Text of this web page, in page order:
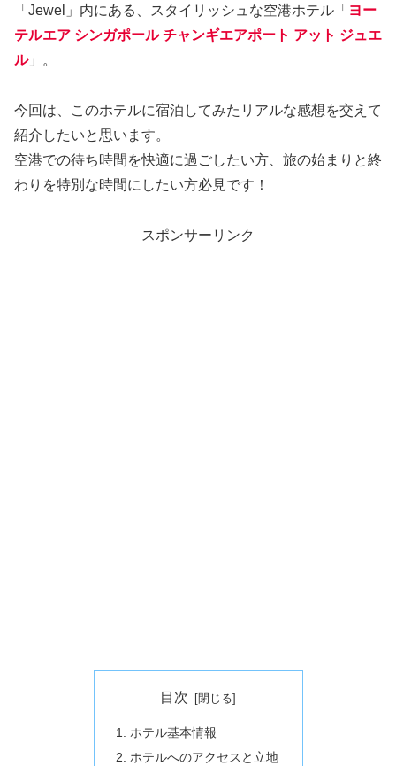
「Jewel」内にある、スタイリッシュな空港ホテル「 ヨー
テルエア シンガポール チャンギエアポート アット ジュエ
ル」。
今回は、このホテルに宿泊してみたリアルな感想を交えて
紹介したいと思います。
空港での待ち時間を快適に過ごしたい方、旅の始まりと終
わりを特別な時間にしたい方必見です！
スポンサーリンク
目次
ホテル基本情報
ホテルへのアクセスと立地